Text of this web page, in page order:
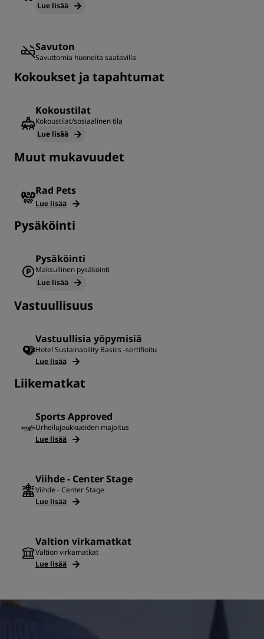
Lue lisää
Savuton
Savuttomia huoneita saatavilla
Kokoukset ja tapahtumat
Kokoustilat
Kokoustilat/sosiaalinen tila
Lue lisää
Muut mukavuudet
Rad Pets
Lue lisää
Pysäköinti
Pysäköinti
Maksullinen pysäköinti
Lue lisää
Vastuullisuus
Vastuullisia yöpymisiä
Hotel Sustainability Basics -sertifioitu
Lue lisää
Liikematkat
Sports Approved
Urheilujoukkueiden majoitus
Lue lisää
Viihde - Center Stage
Viihde - Center Stage
Lue lisää
Valtion virkamatkat
Valtion virkamatkat
Lue lisää